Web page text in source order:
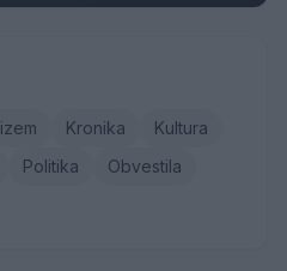
Kronika
Kultura
Politika
Obvestila